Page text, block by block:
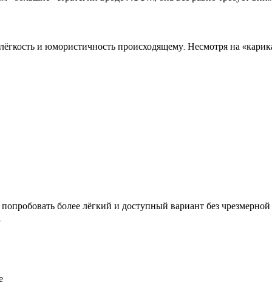
и юмористичность происходящему. Несмотря на
более лёгкий и доступный вариант без